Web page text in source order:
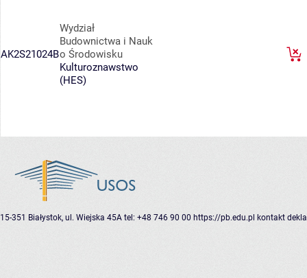
AK2S21024B
Wydział
Budownictwa i Nauk
o Środowisku
Kulturoznawstwo
(HES)
15-351 Białystok, ul. Wiejska 45A tel: +48 746 90 00 https://pb.edu.pl kontakt